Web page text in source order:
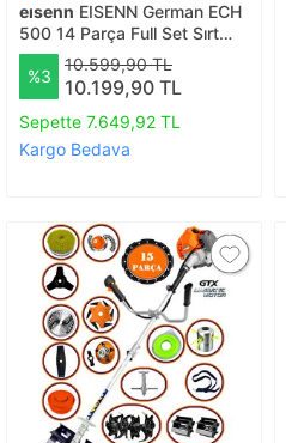
eısenn EISENN German ECH
500 14 Parça Full Set Sırt
Tipi Ot Çim Biçme
Tırpanı+Toprak
Eşeleme+Akrobat Çapa
Aparatı
%3
10.599,90 TL
10.199,90 TL
Sepette 7.649,92 TL
Kargo Bedava